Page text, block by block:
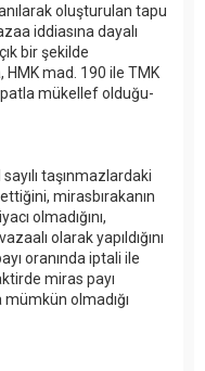
oluşturulan tapu
iddiasına dayalı
bir şekilde
mad. 190 ile TMK
mükellef olduğu-
sayılı taşınmazlardaki
mirasbırakanın
olmadığını,
olarak yapıldığını
oranında iptali ile
miras payı
olmadığı